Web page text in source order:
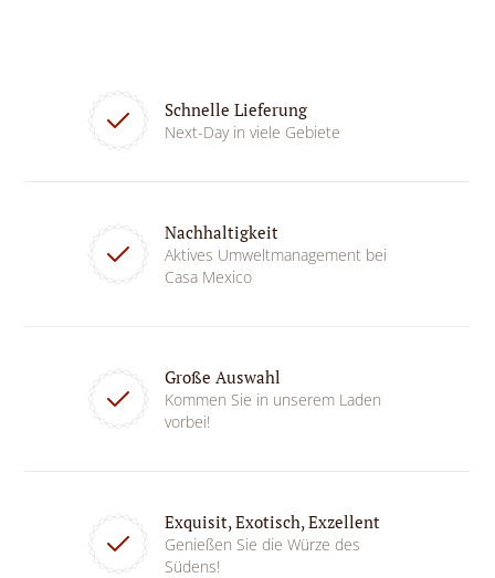
Schnelle Lieferung
Next-Day in viele Gebiete
Nachhaltigkeit
Aktives Umweltmanagement bei
Casa Mexico
Große Auswahl
Kommen Sie in unserem Laden
vorbei!
Exquisit, Exotisch, Exzellent
Genießen Sie die Würze des
Südens!